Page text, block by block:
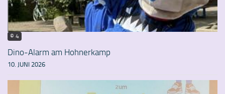
© 4
Dino-Alarm am Hohnerkamp
10. JUNI 2026